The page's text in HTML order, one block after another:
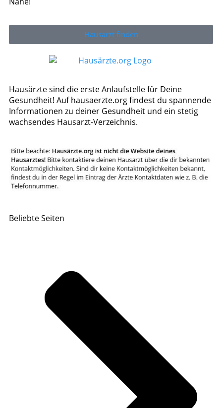
Hausarzt finden
Hausärzte sind die erste Anlaufstelle für Deine
Gesundheit! Auf hausaerzte.org findest du spannende
Informationen zu deiner Gesundheit und ein stetig
wachsendes Hausarzt-Verzeichnis.
Beliebte Seiten